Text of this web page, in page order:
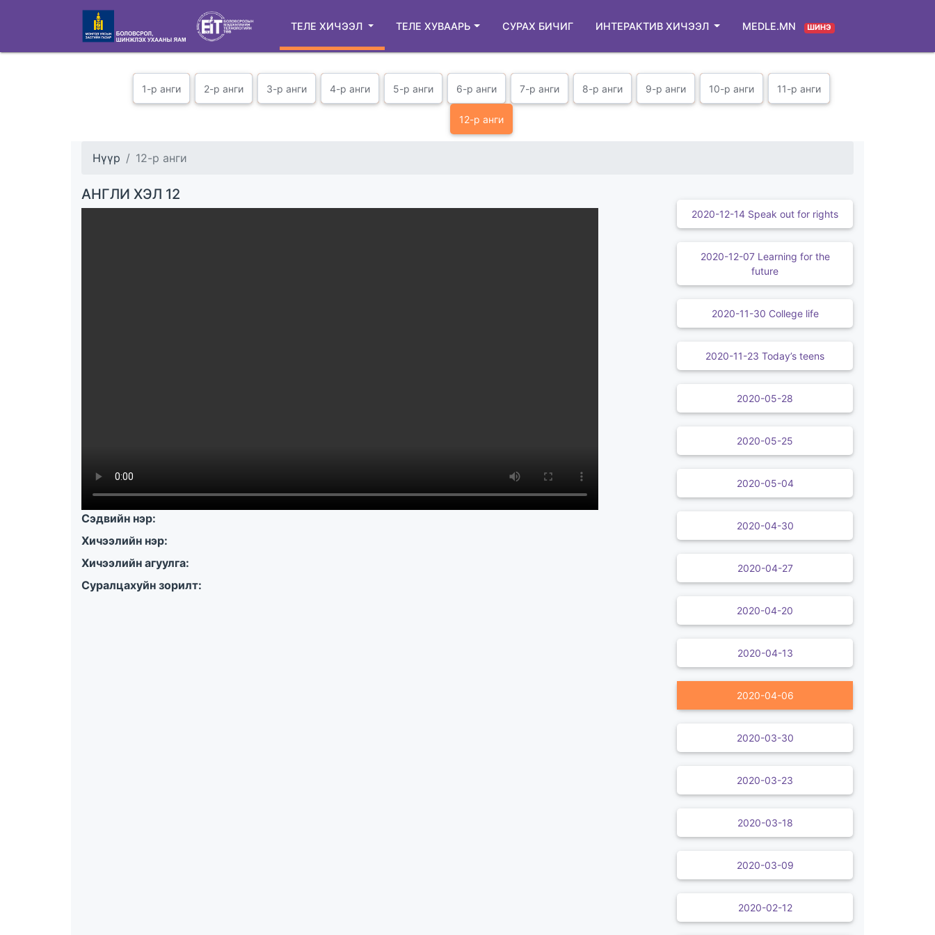
ТЕЛЕ ХИЧЭЭЛ ТЕЛЕ ХУВААРЬ СУРАХ БИЧИГ ИНТЕРАКТИВ ХИЧЭЭЛ MEDLE.MN ШИНЭ
1-р анги 2-р анги 3-р анги 4-р анги 5-р анги 6-р анги 7-р анги 8-р анги 9-р анги 10-р анги 11-р анги
12-р анги
Нүүр 12-р анги
АНГЛИ ХЭЛ 12
Сэдвийн нэр:
Хичээлийн нэр:
Хичээлийн агуулга:
Суралцахуйн зорилт:
2020-12-14 Speak out for rights
2020-12-07 Learning for the
future
2020-11-30 College life
2020-11-23 Today’s teens
2020-05-28
2020-05-25
2020-05-04
2020-04-30
2020-04-27
2020-04-20
2020-04-13
2020-04-06
2020-03-30
2020-03-23
2020-03-18
2020-03-09
2020-02-12